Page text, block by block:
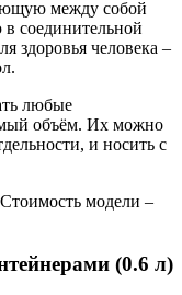
между собой
соединительной
здоровья человека –
любые
объём. Их можно
и носить с
модели –
(0.6 л)